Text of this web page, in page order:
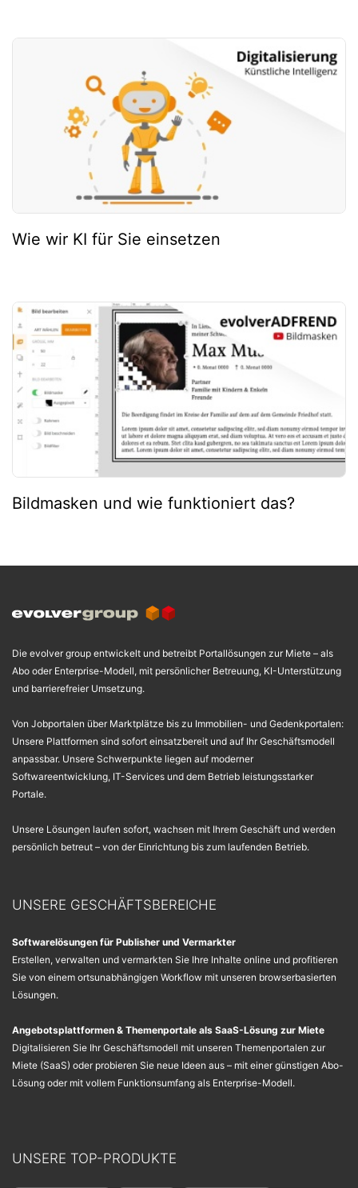
Wie wir KI für Sie einsetzen
Bildmasken und wie funktioniert das?
Die evolver group entwickelt und betreibt Portallösungen zur Miete – als
Abo oder Enterprise-Modell, mit persönlicher Betreuung, KI-Unterstützung
und barrierefreier Umsetzung.
Von Jobportalen über Marktplätze bis zu Immobilien- und Gedenkportalen:
Unsere Plattformen sind sofort einsatzbereit und auf Ihr Geschäftsmodell
anpassbar. Unsere Schwerpunkte liegen auf moderner
Softwareentwicklung, IT-Services und dem Betrieb leistungsstarker
Portale.
Unsere Lösungen laufen sofort, wachsen mit Ihrem Geschäft und werden
persönlich betreut – von der Einrichtung bis zum laufenden Betrieb.
UNSERE GESCHÄFTSBEREICHE
Softwarelösungen für Publisher und Vermarkter
Erstellen, verwalten und vermarkten Sie Ihre Inhalte online und profitieren
Sie von einem ortsunabhängigen Workflow mit unseren browserbasierten
Lösungen.
Angebotsplattformen & Themenportale als SaaS-Lösung zur Miete
Digitalisieren Sie Ihr Geschäftsmodell mit unseren Themenportalen zur
Miete (SaaS) oder probieren Sie neue Ideen aus – mit einer günstigen Abo-
Lösung oder mit vollem Funktionsumfang als Enterprise-Modell.
UNSERE TOP-PRODUKTE